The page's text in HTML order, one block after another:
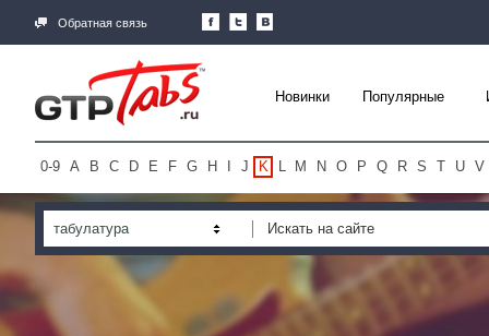
Обратная связь
Новинки Популярные
0-9 A B C D E F G H J K L M N O P Q R S T U V
табулатура